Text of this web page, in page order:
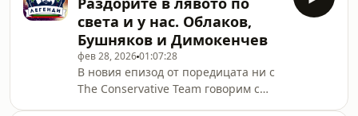
с чл.-кор. проф. д-р Николай
Габровски, началник на Клиниката
по неврохирургия на УМБАЛСМ "Н.
И. Пирогов", зам.-директор на
медицнската дейност на УМБАЛСМ
"Н. И. Пирогов", и председател на
Фондация „Съвет за мозъчно
света и у нас. Облаков,
Бушняков и Димокенчев
фев 28, 202601:07:28
В новия епизод от поредицата ни с
The Conservative Team говорим с